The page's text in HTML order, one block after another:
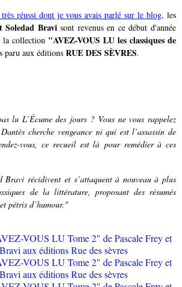
réussi dont je vous avais parlé sur le blog, les
Soledad Bravi sont revenus en ce début d'année
la collection "AVEZ-VOUS LU les classiques de
paru aux éditions RUE DES SÈVRES.
lu L’Écume des jours ? Vous ne vous rappelez
cherche vengeance ni qui est l’assassin de
vous, ce recueil est là pour remédier à ces
Bravi récidivent et s’attaquent à nouveau à plus
de la littérature, proposant des résumés
pétris d’humour."